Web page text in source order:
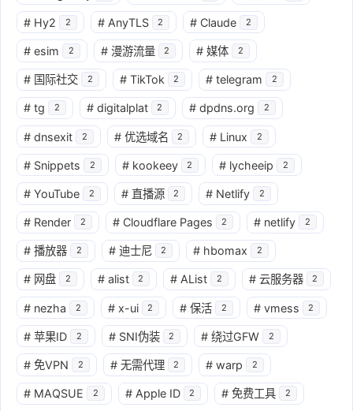
# Hy2 2 # AnyTLS 2 # Claude 2
# esim 2 # 漫游流量 2 # 媒体 2
# 国际社交 2 # TikTok 2 # telegram 2
# tg 2 # digitalplat 2 # dpdns.org 2
# dnsexit 2 # 优选域名 2 # Linux 2
# Snippets 2 # kookeey 2 # lycheeip 2
# YouTube 2 # 直播源 2 # Netlify 2
# Render 2 # Cloudflare Pages 2 # netlify 2
# 播放器 2 # 迪士尼 2 # hbomax 2
# 网盘 2 # alist 2 # AList 2 # 云服务器 2
# nezha 2 # x-ui 2 # 保活 2 # vmess 2
# 苹果ID 2 # SNI伪装 2 # 绕过GFW 2
# 免VPN 2 # 无需代理 2 # warp 2
# MAQSUE 2 # Apple ID 2 # 免费工具 2